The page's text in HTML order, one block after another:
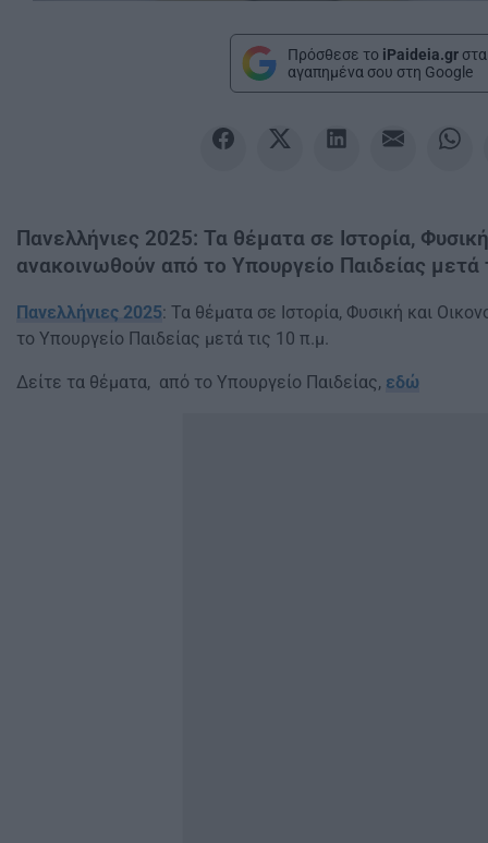
Πρόσθεσε το iPaideia.gr στα
αγαπημένα σου στη Google
Πανελλήνιες 2025: Τα θέματα σε Ιστορία,
ανακοινωθούν από το Υπουργείο Παιδείας μετά
Πανελλήνιες 2025: Τα θέματα σε Ιστορία, Φυσική και
το Υπουργείο Παιδείας μετά τις 10 π.μ.
Δείτε τα θέματα, από το Υπουργείο Παιδείας, εδώ